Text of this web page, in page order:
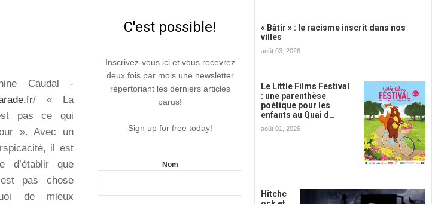
Caudal -
/ « La
pas ce qui
». Avec un
il est
d’établir que
pas chose
de mieux
C'est possible!
Inscrivez-vous ici et vous recevrez
deux fois par mois une newsletter
répertoriant les derniers articles
parus!
Sign up for free today!
Nom
« Bâtir » : le racisme inscrit dans nos
villes
août 03, 2026
Le Little Films Festival
: une parenthèse
poétique pour les
enfants au Quai d…
août 01, 2026
Hitchc